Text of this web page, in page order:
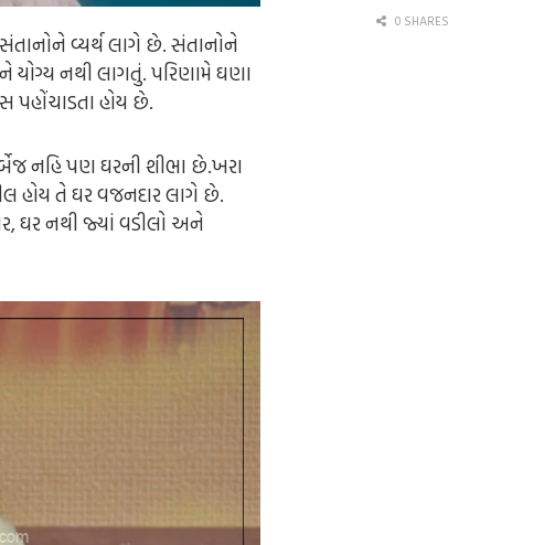
વ્યર્થ લાગે છે. સંતાનોને
યોગ્ય નથી લાગતું. પરિણામે ઘણા
પહોંચાડતા હોય છે.
નહિ પણ ઘરની શીભા છે.ખરા
હોય તે ઘર વજનદાર લાગે છે.
ઘર નથી જ્યાં વડીલો અને
0 SHARES